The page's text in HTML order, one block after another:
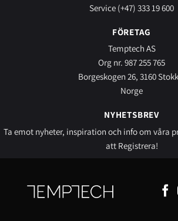
Service (+47) 333 19 600
FÖRETAG
Temptech AS
Org nr. 987 255 765
Borgeskogen 26, 3160
Norge
NYHETSBREV
Ta emot nyheter, inspiration och info om våra
att Registrera!